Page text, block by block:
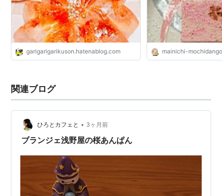
garigarigarikuson.hatenablog.com mainichi-
関連ブログ
ひろとカフェと • 3ヶ月前
ブランジェ浅野屋の桜あんぱん